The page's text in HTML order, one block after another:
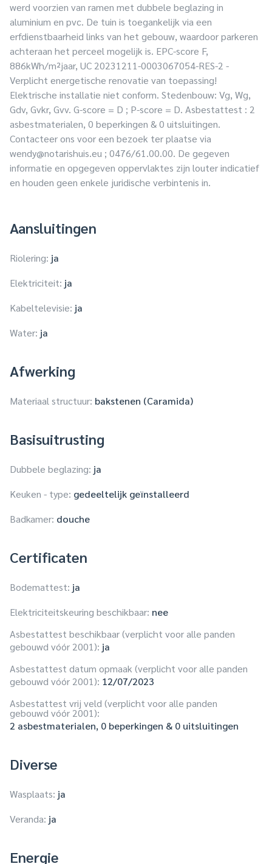
werd voorzien van ramen met dubbele beglazing in
aluminium en pvc. De tuin is toegankelijk via een
erfdienstbaarheid links van het gebouw, waardoor parkeren
achteraan het perceel mogelijk is. EPC-score F,
886kWh/m²jaar, UC 20231211-0003067054-RES-2 -
Verplicht energetische renovatie van toepassing!
Elektrische installatie niet conform. Stedenbouw: Vg, Wg,
Gdv, Gvkr, Gvv. G-score = D ; P-score = D. Asbestattest : 2
asbestmaterialen, 0 beperkingen & 0 uitsluitingen.
Contacteer ons voor een bezoek ter plaatse via
wendy@notarishuis.eu ; 0476/61.00.00. De gegeven
informatie en opgegeven oppervlaktes zijn louter indicatief
en houden geen enkele juridische verbintenis in.
Aansluitingen
Riolering: ja
Elektriciteit: ja
Kabeltelevisie: ja
Water: ja
Afwerking
Materiaal structuur: bakstenen (Caramida)
Basisuitrusting
Dubbele beglazing: ja
Keuken - type: gedeeltelijk geïnstalleerd
Badkamer: douche
Certificaten
Bodemattest: ja
Elektriciteitskeuring beschikbaar: nee
Asbestattest beschikbaar (verplicht voor alle panden
gebouwd vóór 2001): ja
Asbestattest datum opmaak (verplicht voor alle panden
gebouwd vóór 2001): 12/07/2023
Asbestattest vrij veld (verplicht voor alle panden
gebouwd vóór 2001):
2 asbestmaterialen, 0 beperkingen & 0 uitsluitingen
Diverse
Wasplaats: ja
Veranda: ja
Energie